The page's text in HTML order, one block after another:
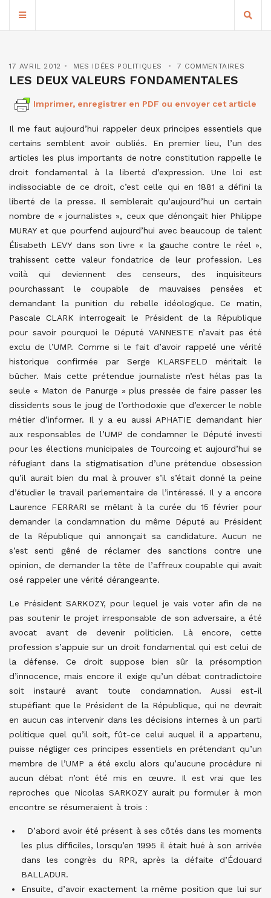
17 AVRIL 2012 MES IDÉES POLITIQUES 7 COMMENTAIRES
LES DEUX VALEURS FONDAMENTALES
Imprimer, enregistrer en PDF ou envoyer cet article
Il me faut aujourd’hui rappeler deux principes essentiels que
certains semblent avoir oubliés. En premier lieu, l’un des
articles les plus importants de notre constitution rappelle le
droit fondamental à la liberté d’expression. Une loi est
indissociable de ce droit, c’est celle qui en 1881 a défini la
liberté de la presse. Il semblerait qu’aujourd’hui un certain
nombre de « journalistes », ceux que dénonçait hier Philippe
MURAY et que pourfend aujourd’hui avec beaucoup de talent
Élisabeth LEVY dans son livre « la gauche contre le réel »,
trahissent cette valeur fondatrice de leur profession. Les
voilà qui deviennent des censeurs, des inquisiteurs
pourchassant le coupable de mauvaises pensées et
demandant la punition du rebelle idéologique. Ce matin,
Pascale CLARK interrogeait le Président de la République
pour savoir pourquoi le Député VANNESTE n’avait pas été
exclu de l’UMP. Comme si le fait d’avoir rappelé une vérité
historique confirmée par Serge KLARSFELD méritait le
bûcher. Mais cette prétendue journaliste n’est hélas pas la
seule « Maton de Panurge » plus pressée de faire passer les
dissidents sous le joug de l’orthodoxie que d’exercer le noble
métier d’informer. Il y a eu aussi APHATIE demandant hier
aux responsables de l’UMP de condamner le Député investi
pour les élections municipales de Tourcoing et aujourd’hui se
réfugiant dans la stigmatisation d’une prétendue obsession
qu’il aurait bien du mal à prouver s’il s’était donné la peine
d’étudier le travail parlementaire de l’intéressé. Il y a encore
Laurence FERRARI se mêlant à la curée du 15 février pour
demander la condamnation du même Député au Président
de la République qui annonçait sa candidature. Aucun ne
s’est senti gêné de réclamer des sanctions contre une
opinion, de demander la tête de l’affreux coupable qui avait
osé rappeler une vérité dérangeante.
Le Président SARKOZY, pour lequel je vais voter afin de ne
pas soutenir le projet irresponsable de son adversaire, a été
avocat avant de devenir politicien. Là encore, cette
profession s’appuie sur un droit fondamental qui est celui de
la défense. Ce droit suppose bien sûr la présomption
d’innocence, mais encore il exige qu’un débat contradictoire
soit instauré avant toute condamnation. Aussi est-il
stupéfiant que le Président de la République, qui ne devrait
en aucun cas intervenir dans les décisions internes à un parti
politique quel qu’il soit, fût-ce celui auquel il a appartenu,
puisse négliger ces principes essentiels en prétendant qu’un
membre de l’UMP a été exclu alors qu’aucune procédure ni
aucun débat n’ont été mis en œuvre. Il est vrai que les
reproches que Nicolas SARKOZY aurait pu formuler à mon
encontre se résumeraient à trois :
D’abord avoir été présent à ses côtés dans les moments
les plus difficiles, lorsqu’en 1995 il était hué à son arrivée
dans les congrès du RPR, après la défaite d’Édouard
BALLADUR.
Ensuite, d’avoir exactement la même position que lui sur